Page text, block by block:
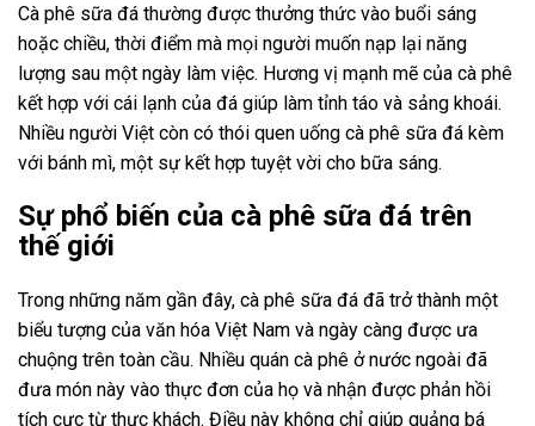
Cà phê sữa đá thường được thưởng thức vào buổi sáng
hoặc chiều, thời điểm mà mọi người muốn nạp lại năng
lượng sau một ngày làm việc. Hương vị mạnh mẽ của cà phê
kết hợp với cái lạnh của đá giúp làm tỉnh táo và sảng khoái.
Nhiều người Việt còn có thói quen uống cà phê sữa đá kèm
với bánh mì, một sự kết hợp tuyệt vời cho bữa sáng.
Sự phổ biến của cà phê sữa đá trên
thế giới
Trong những năm gần đây, cà phê sữa đá đã trở thành một
biểu tượng của văn hóa Việt Nam và ngày càng được ưa
chuộng trên toàn cầu. Nhiều quán cà phê ở nước ngoài đã
đưa món này vào thực đơn của họ và nhận được phản hồi
tích cực từ thực khách. Điều này không chỉ giúp quảng bá